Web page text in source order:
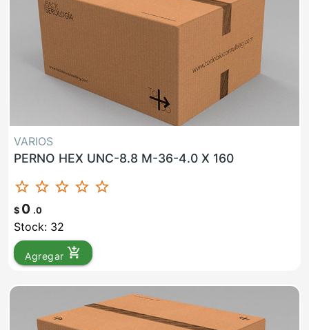
VARIOS
PERNO HEX UNC-8.8 M-36-4.0 X 160
star_border star_border star_border star_border star_border
$ 0 .0
Stock: 32
Agregar add_shopping_cart